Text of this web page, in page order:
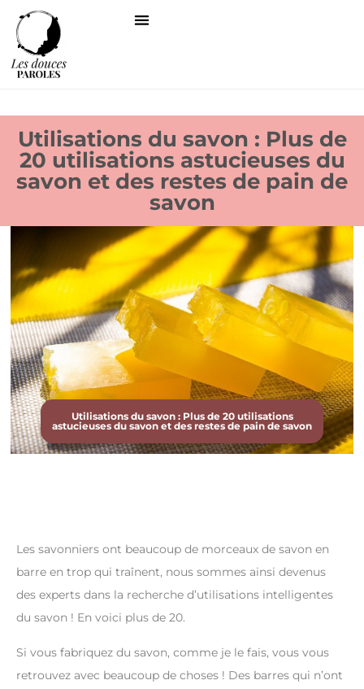
Utilisations du savon : Plus de
20 utilisations astucieuses du
savon et des restes de pain de
savon
Utilisations du savon : Plus de 20 utilisations
astucieuses du savon et des restes de pain de savon
Les savonniers ont beaucoup de morceaux de savon en
barre en trop qui traînent, nous sommes ainsi devenus
des experts dans la recherche d’utilisations intelligentes
du savon ! En voici plus de 20.
Si vous fabriquez du savon, comme je le fais, vous vous
retrouvez avec beaucoup de choses ! Des barres qui n’ont